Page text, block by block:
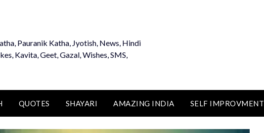
Pauranik Katha, Jyotish, News, Hindi
Kavita, Geet, Gazal, Wishes, SMS,
QUOTES SHAYARI AMAZING INDIA SELF IMPROVMENT